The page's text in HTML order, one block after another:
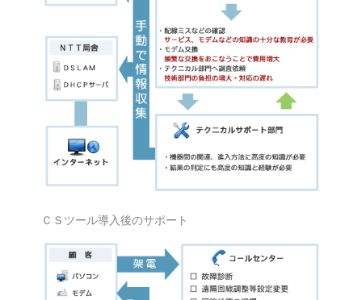
ＣＳツール導入後のサポート